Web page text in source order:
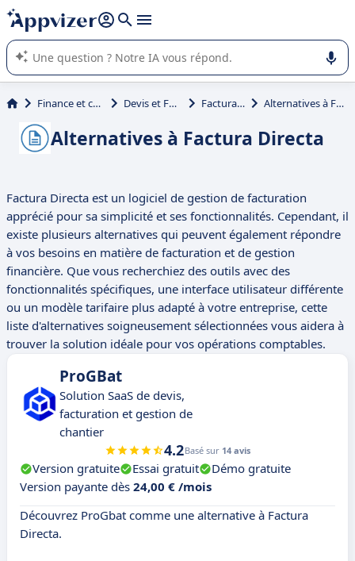
répondre (plusieurs lignes avec
L'IA de Appvizer vous guide dans l'utilisation ou la sélection de
logiciel SaaS en entreprise.
Finance et comptabilité Devis et Facturation Factura Directa Alternatives à Factura Directa
Alternatives à Factura Directa
Factura Directa est un logiciel de gestion de facturation
apprécié pour sa simplicité et ses fonctionnalités. Cependant, il
existe plusieurs alternatives qui peuvent également répondre
à vos besoins en matière de facturation et de gestion
financière. Que vous recherchiez des outils avec des
fonctionnalités spécifiques, une interface utilisateur différente
ou un modèle tarifaire plus adapté à votre entreprise, cette
liste d'alternatives soigneusement sélectionnées vous aidera à
trouver la solution idéale pour vos opérations comptables.
ProGBat
Solution SaaS de devis,
facturation et gestion de
chantier
4.2Basé sur 14 avis
Version gratuite Essai gratuit
Démo gratuite
Version payante dès 24,00 € /mois
Découvrez ProGbat comme une alternative à Factura
Directa.